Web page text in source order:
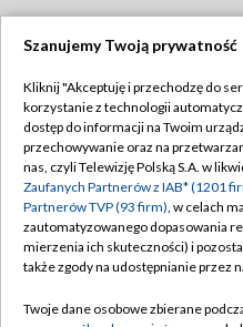
Abonament TVP
Emisja w TVP
Centrum informacji TVP
Naziemna Telewizja
Polityka
Szanujemy Twoją prywatność
Kliknij "Akceptuję i przechodzę do
korzystanie z technologii
dostęp do informacji na Twoim
przechowywanie oraz na
nas, czyli Telewizję Polską S.A. w
Zaufanych Partnerów z IAB* (1201
Partnerów TVP (93 firm), w celach
zautomatyzowanego dopasowania
mierzenia ich skuteczności) i
także zgody na udostępnianie przez
Twoje dane osobowe zbierane